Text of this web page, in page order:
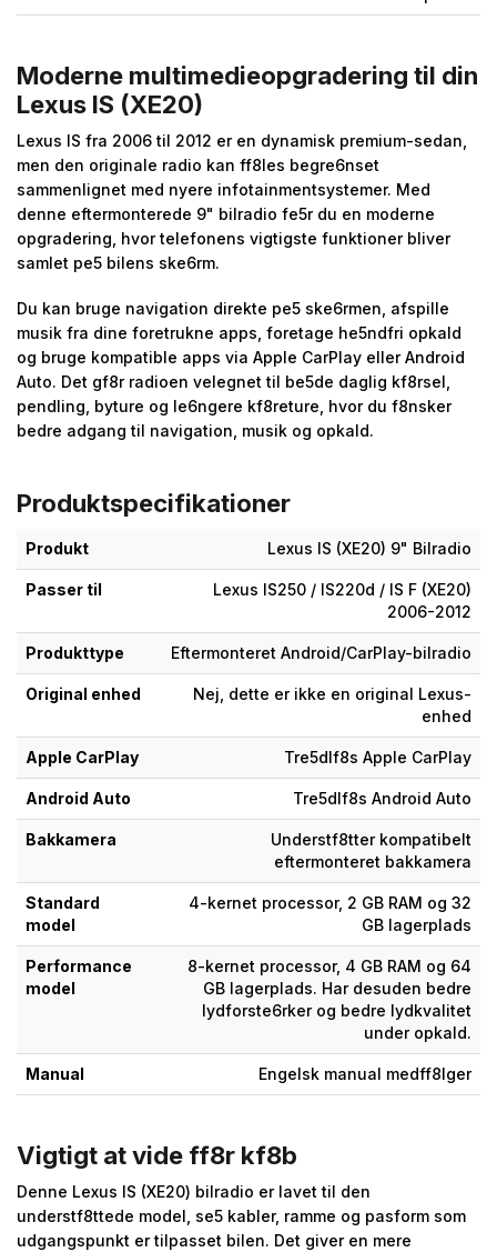
Moderne multimedieopgradering til din
Lexus IS (XE20)
Lexus IS fra 2006 til 2012 er en dynamisk premium-sedan,
men den originale radio kan ff8les begre6nset
sammenlignet med nyere infotainmentsystemer. Med
denne eftermonterede 9" bilradio fe5r du en moderne
opgradering, hvor telefonens vigtigste funktioner bliver
samlet pe5 bilens ske6rm.
Du kan bruge navigation direkte pe5 ske6rmen, afspille
musik fra dine foretrukne apps, foretage he5ndfri opkald
og bruge kompatible apps via Apple CarPlay eller Android
Auto. Det gf8r radioen velegnet til be5de daglig kf8rsel,
pendling, byture og le6ngere kf8reture, hvor du f8nsker
bedre adgang til navigation, musik og opkald.
Produktspecifikationer
Produkt Lexus IS (XE20) 9" Bilradio
Passer til
Lexus IS250 / IS220d / IS F (XE20)
2006-2012
Produkttype Eftermonteret Android/CarPlay-bilradio
Original enhed
Nej, dette er ikke en original Lexus-
enhed
Apple CarPlay Tre5dlf8s Apple CarPlay
Android Auto Tre5dlf8s Android Auto
Bakkamera
Understf8tter kompatibelt
eftermonteret bakkamera
Standard
model
4-kernet processor, 2 GB RAM og 32
GB lagerplads
Performance
model
8-kernet processor, 4 GB RAM og 64
GB lagerplads. Har desuden bedre
lydforste6rker og bedre lydkvalitet
under opkald.
Manual Engelsk manual medff8lger
Vigtigt at vide ff8r kf8b
Denne Lexus IS (XE20) bilradio er lavet til den
understf8ttede model, se5 kabler, ramme og pasform som
udgangspunkt er tilpasset bilen. Det giver en mere